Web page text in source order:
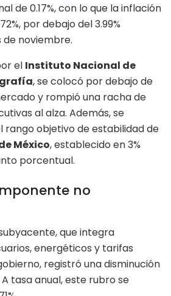
de 0.17%, con lo que la inflación
por debajo del 3.99%
noviembre.
el Instituto Nacional de
, se colocó por debajo de
y rompió una racha de
al alza. Además, se
rango objetivo de estabilidad de
México, establecido en 3%
porcentual.
no
que integra
energéticos y tarifas
registró una disminución
A tasa anual, este rubro se